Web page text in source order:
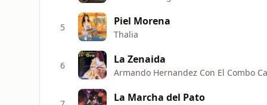
5 Piel Morena
Thalia
6 La Zenaida
Armando Hernandez Con El Combo
La Marcha del Pato